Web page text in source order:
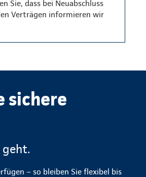
Sie, dass bei Neuabschluss
Verträgen informieren wir
sichere
geht.
– so bleiben Sie flexibel bis